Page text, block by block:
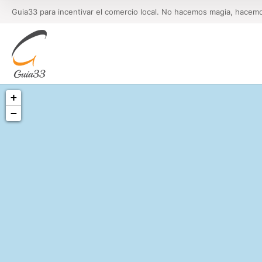
Guia33 para incentivar el comercio local. No hacemos magia,
+
−